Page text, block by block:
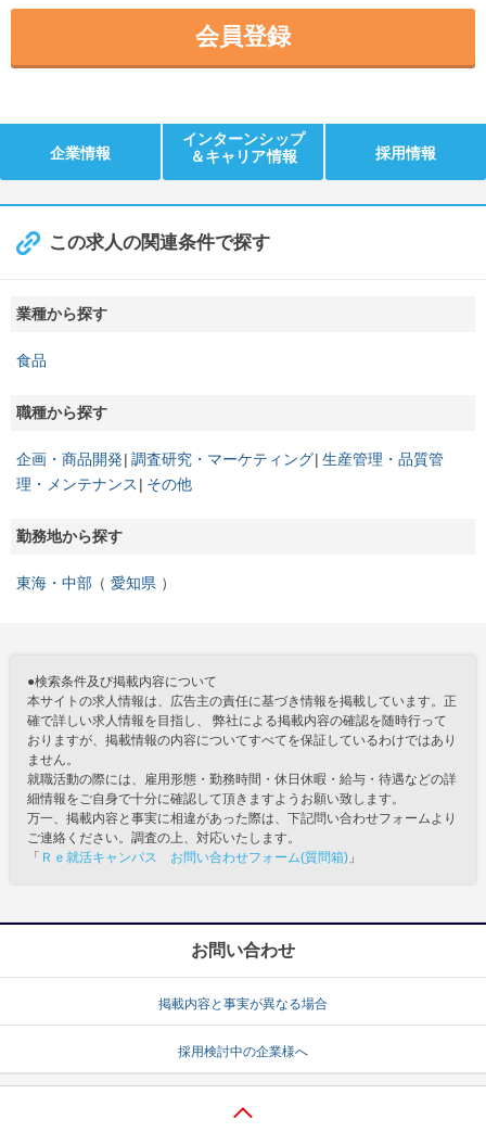
会員登録
企業情報
インターンシップ
＆キャリア情報
採用情報
この求人の関連条件で探す
業種から探す
食品
職種から探す
企画・商品開発 調査研究・マーケティング 生産管理・品質管
理・メンテナンス
その他
勤務地から探す
東海・中部 愛知県
●検索条件及び掲載内容について
本サイトの求人情報は、広告主の責任に基づき情報を掲載しています。正
確で詳しい求人情報を目指し、 弊社による掲載内容の確認を随時行って
おりますが、掲載情報の内容についてすべてを保証しているわけではあり
ません。
就職活動の際には、雇用形態・勤務時間・休日休暇・給与・待遇などの詳
細情報をご自身で十分に確認して頂きますようお願い致します。
万一、掲載内容と事実に相違があった際は、下記問い合わせフォームより
ご連絡ください。調査の上、対応いたします。
「 Ｒｅ就活キャンパス お問い合わせフォーム(質問箱) 」
お問い合わせ
掲載内容と事実が異なる場合
採用検討中の企業様へ